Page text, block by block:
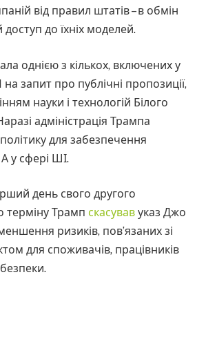
від правил штатів – в обмін
до їхніх моделей.
однією з кількох, включених у
на запит про публічні пропозиції,
науки і технологій Білого
адміністрація Трампа
для забезпечення
у сфері ШІ.
день свого другого
терміну Трамп скасував указ Джо
ризиків, пов’язаних зі
для споживачів, працівників